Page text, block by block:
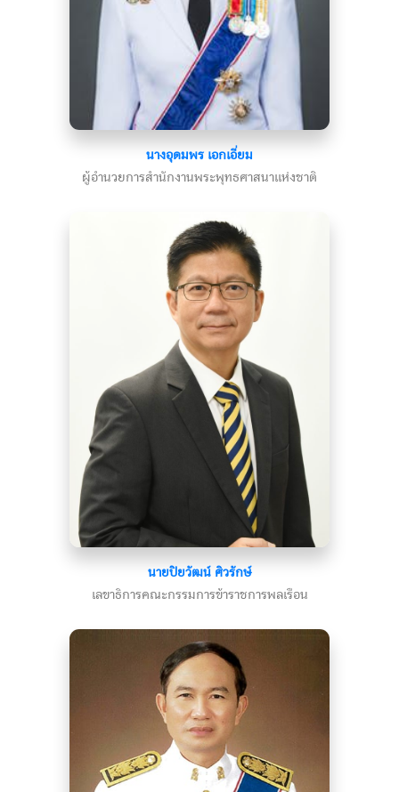
นางอุดมพร เอกเอี่ยม
ผู้อำนวยการสำนักงานพระพุทธศาสนาแห่งชาติ
นายปิยวัฒน์ ศิวรักษ์
เลขาธิการคณะกรรมการข้าราชการพลเรือน